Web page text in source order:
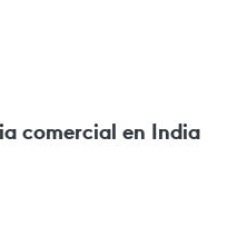
comercial en India